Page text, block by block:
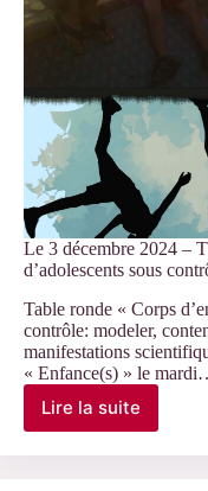
Le 3 décembre 2024 –
d’adolescents sous
Table ronde « Corps
contrôle: modeler,
manifestations
« Enfance(s) » le
Lire la suite
Le